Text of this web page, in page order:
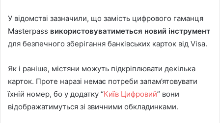
У відомстві зазначили, що замість цифрового гаманця
Masterpass використовуватиметься новий інструмент
для безпечного зберігання банківських карток від Visa.
Як і раніше, містяни можуть підкріплювати декілька
карток. Проте наразі немає потреби запам’ятовувати
їхній номер, бо у додатку “Київ Цифровий” вони
відображатимуться зі звичними обкладинками.